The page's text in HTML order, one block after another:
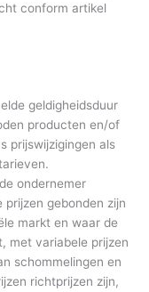
conform artikel
geldigheidsduur
producten en/of
prijswijzigingen als
ondernemer
gebonden zijn
markt en waar de
met variabele prijzen
schommelingen en
richtprijzen zijn,